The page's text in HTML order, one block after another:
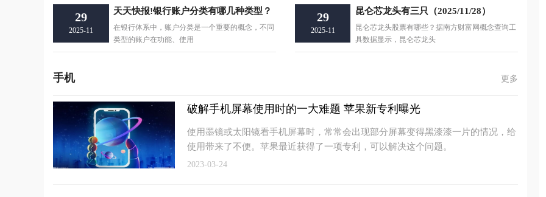
29
2025-11
天天快报!银行账户分类有哪几种类型？
在银行体系中，账户分类是一个重要的概念，不同
类型的账户在功能、使用
29
2025-11
昆仑芯龙头有三只（2025/11/28）
昆仑芯龙头股票有哪些？据南方财富网概念查询工
具数据显示，昆仑芯龙头
手机 更多
破解手机屏幕使用时的一大难题 苹果新专利曝光
使用墨镜或太阳镜看手机屏幕时，常常会出现部分屏幕变得黑漆漆一片的情况，给
使用带来了不便。苹果最近获得了一项专利，可以解决这个问题。
2023-03-24